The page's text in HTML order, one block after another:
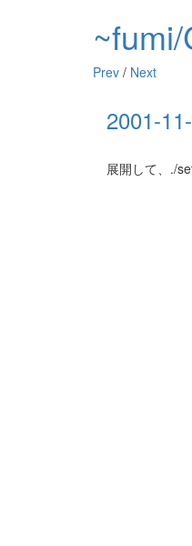
Prev / Next
2001-
展開して、./